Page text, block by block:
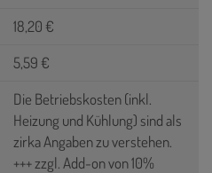
18,20 €
5,59 €
Die Betriebskosten (inkl.
Heizung und Kühlung) sind als
zirka Angaben zu verstehen.
+++ zzgl. Add-on von 10%